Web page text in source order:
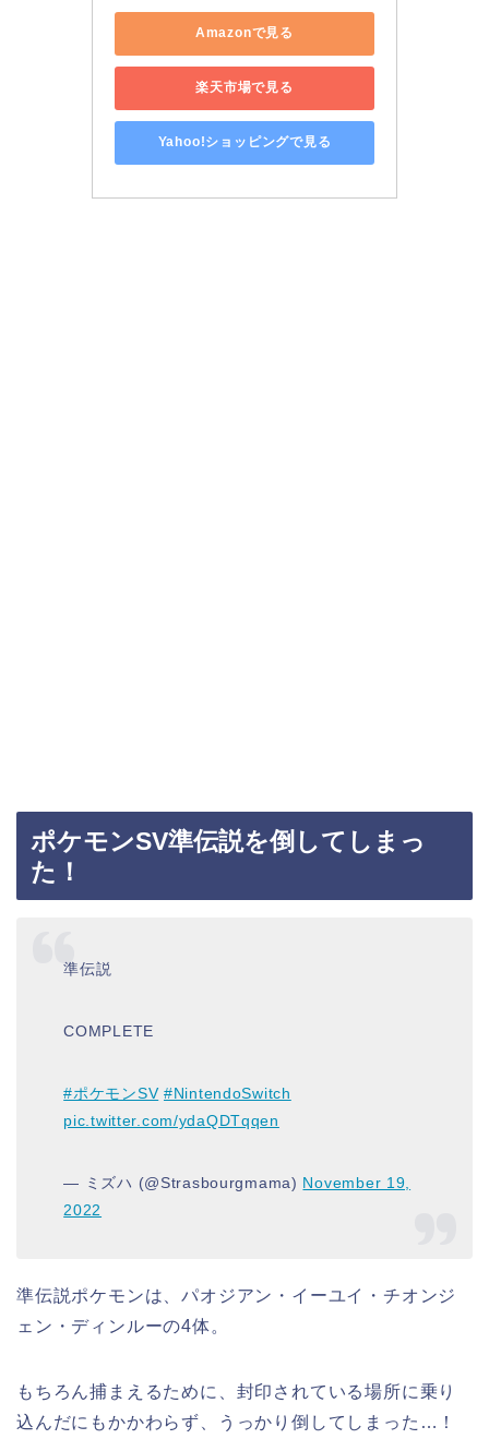
Amazonで見る
楽天市場で見る
Yahoo!ショッピングで見る
ポケモンSV準伝説を倒してしまっ
た！
準伝説
COMPLETE
#ポケモンSV #NintendoSwitch
pic.twitter.com/ydaQDTqqen
— ミズハ (@Strasbourgmama) November 19,
2022
準伝説ポケモンは、パオジアン・イーユイ・チオンジ
ェン・ディンルーの4体。
もちろん捕まえるために、封印されている場所に乗り
込んだにもかかわらず、うっかり倒してしまった…！